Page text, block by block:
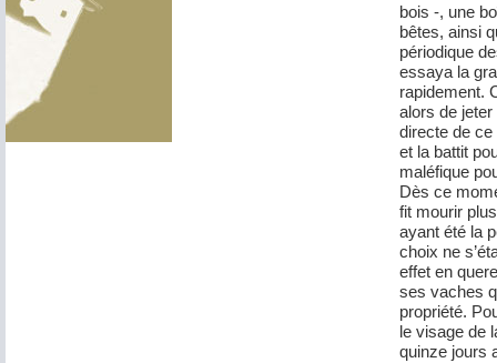
bois -, une
bêtes, ainsi
périodique
essaya la
rapidement.
alors de
directe de ce
et la battit
maléfique
Dès ce
fit mourir
ayant été la
choix ne
effet en
ses vaches
propriété.
le visage de
quinze jours